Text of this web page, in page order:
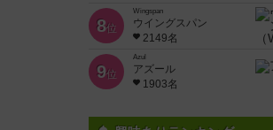
8位
Wingspan
ウイングスパン
2149名
9位
Azul
アズール
1903名